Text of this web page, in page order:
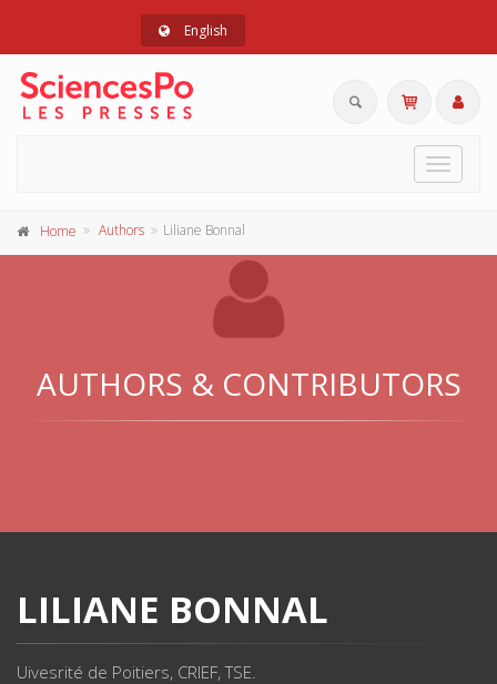
English
Toggle
Home Authors Liliane Bonnal
AUTHORS & CONTRIBUTORS
LILIANE BONNAL
Uivesrité de Poitiers, CRIEF, TSE.